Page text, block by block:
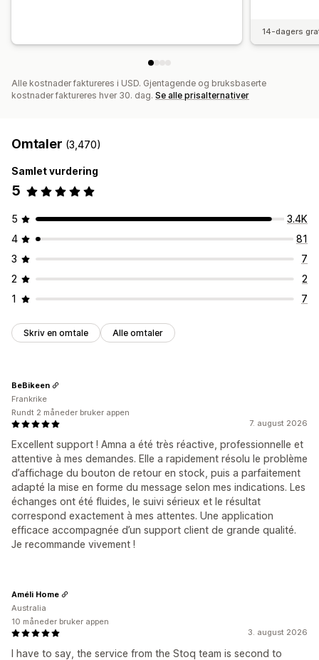
14-dagers
Alle kostnader faktureres i USD. Gjentagende og bruksbaserte
kostnader faktureres hver 30. dag. Se alle prisalternativer
Omtaler (3,470)
Samlet vurdering
5
5
3.4K
4
81
3
7
2
2
1
7
Skriv en omtale Alle omtaler
7. august 2026
Excellent support ! Amna a été très réactive, professionnelle et
attentive à mes demandes. Elle a rapidement résolu le problème
d’affichage du bouton de retour en stock, puis a parfaitement
adapté la mise en forme du message selon mes indications. Les
échanges ont été fluides, le suivi sérieux et le résultat
correspond exactement à mes attentes. Une application
efficace accompagnée d’un support client de grande qualité.
Je recommande vivement !
BeBikeen
Frankrike
Rundt 2 måneder bruker appen
3. august 2026
I have to say, the service from the Stoq team is second to
Améli Home
Australia
10 måneder bruker appen